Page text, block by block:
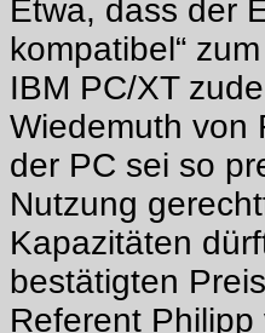
Etwa, dass der
kompatibel“
IBM PC/XT
Wiedemuth von
der PC sei so
Nutzung
Kapazitäten
bestätigten
Referent